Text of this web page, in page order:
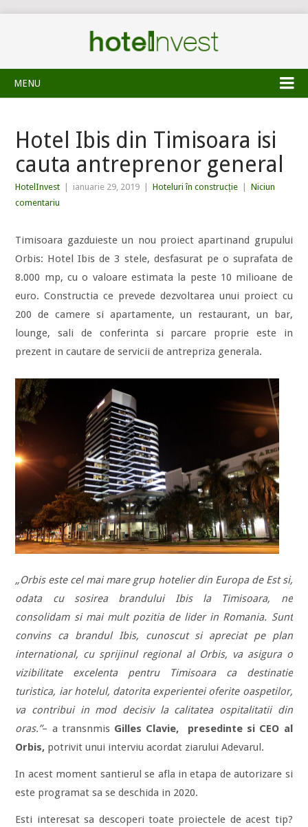
MENU
Hotel Ibis din Timisoara isi
cauta antreprenor general
HotelInvest ianuarie 29, 2019 Hoteluri în construcție
Niciun
comentariu
Timisoara gazduieste un nou proiect apartinand grupului
Orbis: Hotel Ibis de 3 stele, desfasurat pe o suprafata de
8.000 mp, cu o valoare estimata la peste 10 milioane de
euro. Constructia ce prevede dezvoltarea unui proiect cu
200 de camere si apartamente, un restaurant, un bar,
lounge, sali de conferinta si parcare proprie este in
prezent in cautare de servicii de antrepriza generala.
„Orbis este cel mai mare grup hotelier din Europa de Est si,
odata cu sosirea brandului Ibis la Timisoara, ne
consolidam si mai mult pozitia de lider in Romania. Sunt
convins ca brandul Ibis, cunoscut si apreciat pe plan
international, cu sprijinul regional al Orbis, va asigura o
vizibilitate excelenta pentru Timisoara ca destinatie
turistica, iar hotelul, datorita experientei oferite oaspetilor,
va contribui in mod decisiv la calitatea ospitalitatii din
oras.”– a transnmis Gilles Clavie, presedinte si CEO al
Orbis, potrivit unui interviu acordat ziarului Adevarul.
In acest moment santierul se afla in etapa de autorizare si
este programat sa se deschida in 2020.
Esti interesat sa descoperi toate proiectele de acest tip?